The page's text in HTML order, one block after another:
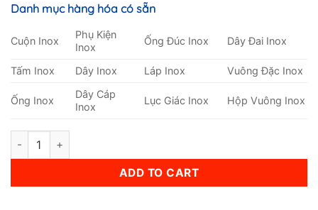
Danh mục hàng hóa có sẵn
Cuộn Inox
Phụ Kiện
Inox
Ống Đúc Inox Dây Đai Inox
Tấm Inox Dây Inox Láp Inox Vuông Đặc Inox
Ống Inox
Dây Cáp
Inox
Lục Giác Inox Hộp Vuông Inox
Hộp Vuông Inox 60x60mm quantity
ADD TO CART